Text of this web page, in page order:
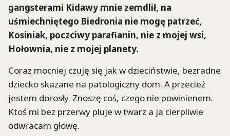
gangsterami Kidawy mnie zemdlił, na
uśmiechniętego Biedronia nie mogę patrzeć,
Kosiniak, poczciwy parafianin, nie z mojej wsi,
Hołownia, nie z mojej planety.
Coraz mocniej czuję się jak w dzieciństwie, bezradne
dziecko skazane na patologiczny dom. A przecież
jestem dorosły. Znoszę coś, czego nie powinienem.
Ktoś mi bez przerwy pluje w twarz a ja cierpliwie
odwracam głowę.